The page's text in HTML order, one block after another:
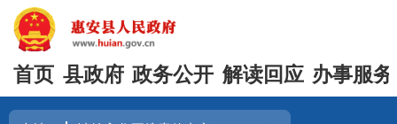
首页 县政府 政务公开 解读回应 办事服务